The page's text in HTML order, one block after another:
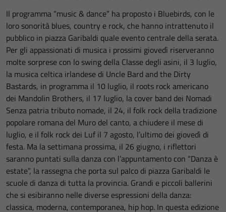
Il programma “music & dance” ha proposto i Bluebirds, con le
loro sonorità blues, country e rock, che hanno intrattenuto il
pubblico in piazza Garibaldi quale evento centrale della serata.
Per gli appassionati di musica i prossimi giovedì riserveranno
molte sorprese con lo swing della Classe degli asini, il 3 luglio,
la musica celtica irlandese di Uncle Bard and the Dirty
Bastards, in programma il 10 luglio, il roots rock americano
dei Mandolin Brothers, il 17 luglio, la cover band dei Nomadi
Senza patria tributo nomade, il 24, il folk rock della tradizione
popolare romana del Muro del canto, a chiudere il mese di
luglio, e il folk rock dei Luf il 7 agosto, l’ultimo dei giovedì di
festa. Ma la settimana prossima, il 26 giugno, i riflettori
saranno puntati sulla danza con l’appuntamento con “Danza è
estate”, la rassegna che porta sul palco di piazza Garibaldi le
scuole di danza di tutta la provincia. Grandi e piccoli ballerini
che si esibiranno nelle diverse espressioni della danza:
classica, moderna, contemporanea, hip hop. In questa edizione